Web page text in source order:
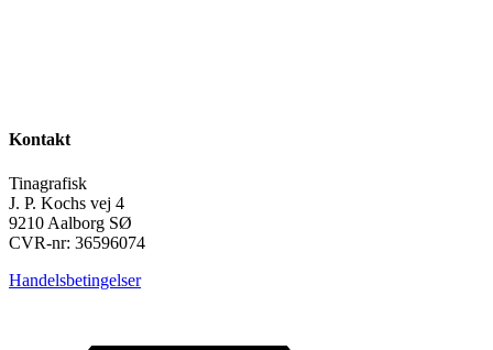
Kontakt
Tinagrafisk
J. P. Kochs vej 4
9210 Aalborg SØ
CVR-nr: 36596074
Handelsbetingelser